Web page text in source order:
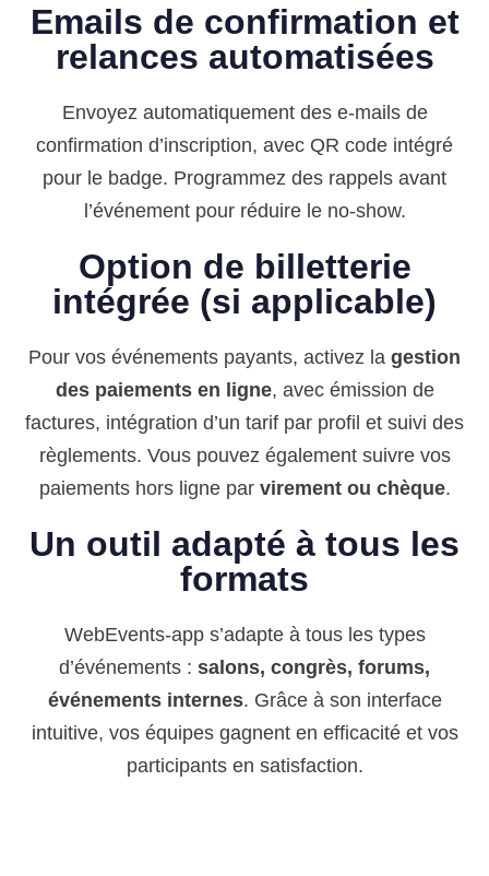
Emails de confirmation et
relances automatisées
Envoyez automatiquement des e-mails de
confirmation d’inscription, avec QR code intégré
pour le badge. Programmez des rappels avant
l’événement pour réduire le no-show.
Option de billetterie
intégrée (si applicable)
Pour vos événements payants, activez la gestion
des paiements en ligne, avec émission de
factures, intégration d’un tarif par profil et suivi des
règlements. Vous pouvez également suivre vos
paiements hors ligne par virement ou chèque.
Un outil adapté à tous les
formats
WebEvents-app s’adapte à tous les types
d’événements : salons, congrès, forums,
événements internes. Grâce à son interface
intuitive, vos équipes gagnent en efficacité et vos
participants en satisfaction.